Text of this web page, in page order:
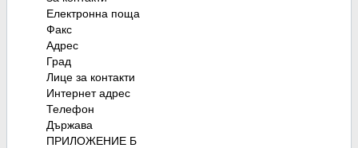
Електронна поща
Факс
Адрес
Град
Лице за контакти
Интернет адрес
Телефон
Държава
ПРИЛОЖЕНИЕ Б